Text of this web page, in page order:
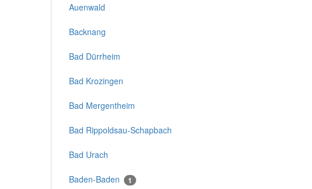
Auenwald
Backnang
Bad Dürrheim
Bad Krozingen
Bad Mergentheim
Bad Rippoldsau-Schapbach
Bad Urach
Baden-Baden 1